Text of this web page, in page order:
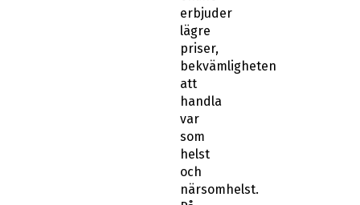
erbjuder
lägre
priser,
bekvämligheten
att
handla
var
som
helst
och
närsomhelst.